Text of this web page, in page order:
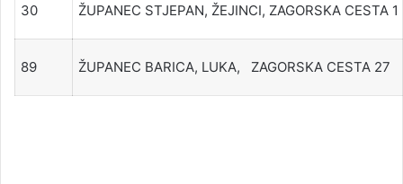
30 ŽUPANEC STJEPAN, ŽEJINCI, ZAGORSKA CESTA 1
89 ŽUPANEC BARICA, LUKA, ZAGORSKA CESTA 27